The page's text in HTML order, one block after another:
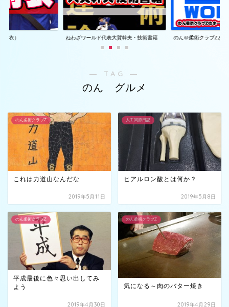
（衣） ねわざワールド代表大賀幹夫・技術書籍 のん＠柔術クラブZとは
― TAG ―
のん グルメ
のん柔術クラブZ
これは力道山なんだな
2019年5月11日
人工関節日記
ヒアルロン酸とは何か？
2019年5月8日
のん柔術クラブZ
平成最後に色々思い出してみ
よう
2019年4月30日
のん柔術クラブZ
気になる～肉のバター焼き
2019年4月29日